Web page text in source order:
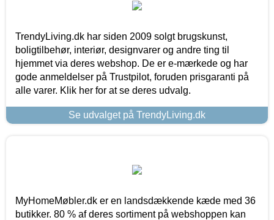
TrendyLiving.dk har siden 2009 solgt brugskunst,
boligtilbehør, interiør, designvarer og andre ting til
hjemmet via deres webshop. De er e-mærkede og har
gode anmeldelser på Trustpilot, foruden prisgaranti på
alle varer. Klik her for at se deres udvalg.
Se udvalget på TrendyLiving.dk
MyHomeMøbler.dk er en landsdækkende kæde med 36
butikker. 80 % af deres sortiment på webshoppen kan